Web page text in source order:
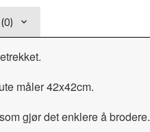
måler 42x42cm.
gjør det enklere å brodere.